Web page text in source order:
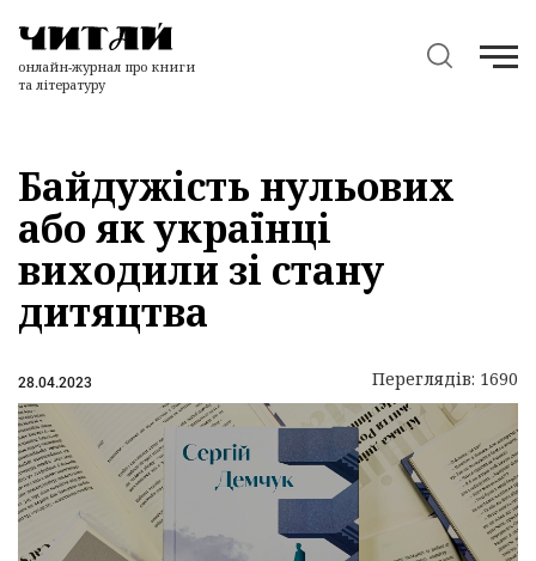
онлайн-журнал про книги
та літературу
Байдужість нульових
або як українці
виходили зі стану
дитяцтва
28.04.2023 Переглядів: 1690